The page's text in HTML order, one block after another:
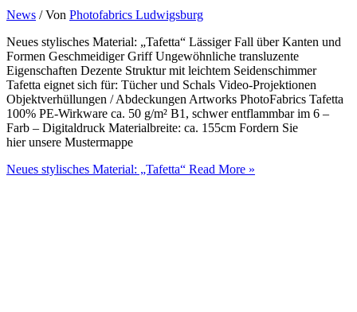
News / Von Photofabrics Ludwigsburg
Neues stylisches Material: „Tafetta“ Lässiger Fall über Kanten und
Formen Geschmeidiger Griff Ungewöhnliche transluzente
Eigenschaften Dezente Struktur mit leichtem Seidenschimmer
Tafetta eignet sich für: Tücher und Schals Video-Projektionen
Objektverhüllungen / Abdeckungen Artworks PhotoFabrics Tafetta
100% PE-Wirkware ca. 50 g/m² B1, schwer entflammbar im 6 –
Farb – Digitaldruck Materialbreite: ca. 155cm Fordern Sie
hier unsere Mustermappe
Neues stylisches Material: „Tafetta“ Read More »